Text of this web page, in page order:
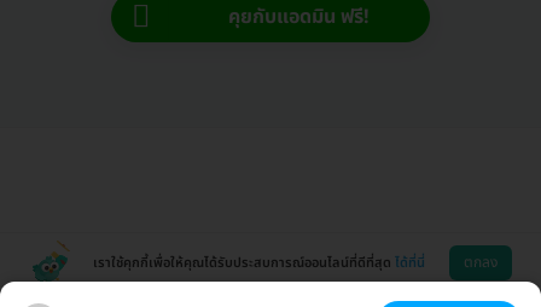
คุยกับแอดมิน ฟรี!
เราใช้คุกกี้เพื่อให้คุณได้รับประสบการณ์ออนไลน์ที่ดีที่สุด ได้ที่นี่ ตกลง